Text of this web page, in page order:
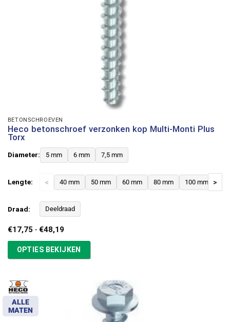
BETONSCHROEVEN
Heco betonschroef verzonken kop Multi-Monti Plus
Torx
Diameter: 5 mm 6 mm 7,5 mm
Lengte: < 40 mm 50 mm 60 mm 80 mm 100 mm >
Draad: Deeldraad
€17,75 - €48,19Prijsklasse:
tot
€48,19
OPTIES BEKIJKEN
ALLE
MATEN